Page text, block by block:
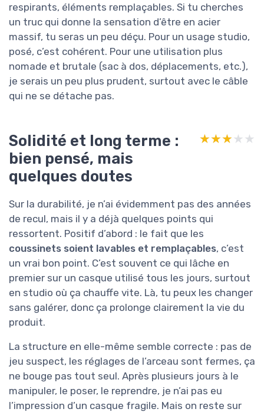
respirants, éléments remplaçables. Si tu cherches
un truc qui donne la sensation d’être en acier
massif, tu seras un peu déçu. Pour un usage studio,
posé, c’est cohérent. Pour une utilisation plus
nomade et brutale (sac à dos, déplacements, etc.),
je serais un peu plus prudent, surtout avec le câble
qui ne se détache pas.
Solidité et long terme :
bien pensé, mais
quelques doutes
★★★★★
★★★★★
Sur la durabilité, je n’ai évidemment pas des années
de recul, mais il y a déjà quelques points qui
ressortent. Positif d’abord : le fait que les
coussinets soient lavables et remplaçables, c’est
un vrai bon point. C’est souvent ce qui lâche en
premier sur un casque utilisé tous les jours, surtout
en studio où ça chauffe vite. Là, tu peux les changer
sans galérer, donc ça prolonge clairement la vie du
produit.
La structure en elle-même semble correcte : pas de
jeu suspect, les réglages de l’arceau sont fermes, ça
ne bouge pas tout seul. Après plusieurs jours à le
manipuler, le poser, le reprendre, je n’ai pas eu
l’impression d’un casque fragile. Mais on reste sur